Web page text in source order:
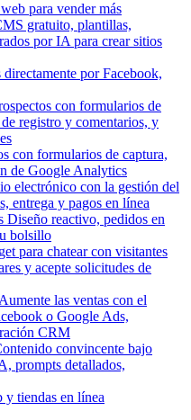
para vender más
gratuito, plantillas,
por IA para crear sitios
por Facebook,
con formularios de
registro y comentarios, y
con formularios de captura,
de Google Analytics
electrónico con la gestión del
entrega y pagos en línea
Diseño reactivo, pedidos en
bolsillo
para chatear con visitantes
y acepte solicitudes de
Aumente las ventas con el
o Google Ads,
CRM
convincente bajo
prompts detallados,
y tiendas en línea